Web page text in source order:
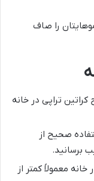
تراپی در خانه
صحیح از
برسانید.
خانه معمولاً کمتر از